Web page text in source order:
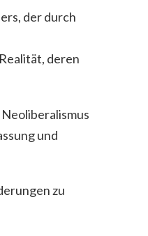
der durch
deren
und
zu